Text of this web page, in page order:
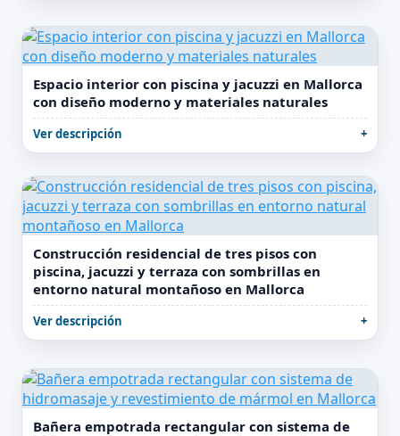
Espacio interior con piscina y jacuzzi en Mallorca
con diseño moderno y materiales naturales
Ver descripción
Construcción residencial de tres pisos con
piscina, jacuzzi y terraza con sombrillas en
entorno natural montañoso en Mallorca
Ver descripción
Bañera empotrada rectangular con sistema de